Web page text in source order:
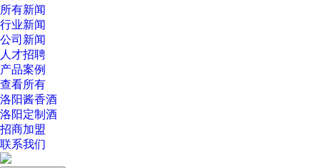
所有新闻
行业新闻
公司新闻
人才招聘
产品案例
查看所有
洛阳酱香酒
洛阳定制酒
招商加盟
联系我们